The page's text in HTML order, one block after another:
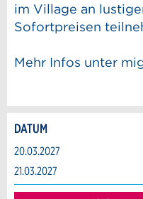
im Village an
Sofortpreisen
Mehr Infos unter
Anzeige
Ihr Feedback wird
Anzeige
Empfehlen Sie
Reservation
DATUM
20.03.2027
21.03.2027